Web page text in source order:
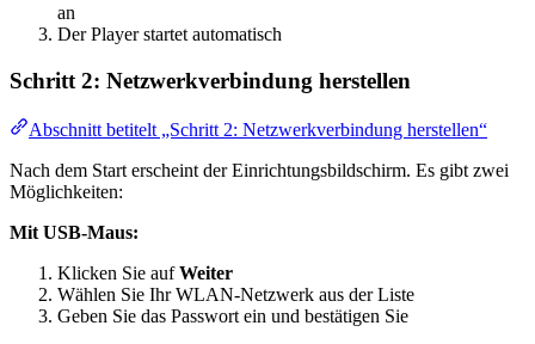
an
Der Player startet automatisch
Schritt 2: Netzwerkverbindung herstellen
Abschnitt betitelt „Schritt 2: Netzwerkverbindung herstellen“
Nach dem Start erscheint der Einrichtungsbildschirm. Es gibt zwei
Möglichkeiten:
Mit USB-Maus:
Klicken Sie aufWeiter
Wählen Sie Ihr WLAN-Netzwerk aus der Liste
Geben Sie das Passwort ein und bestätigen Sie